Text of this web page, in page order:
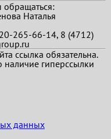
Наталья
265-66-14, 8 (4712)
ссылка обязательна.
гиперссылки
данных